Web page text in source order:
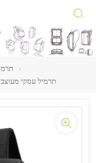
תרמיל עסקי מעוצב